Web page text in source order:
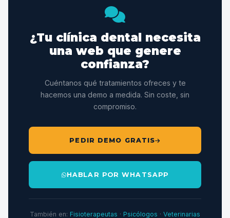
¿Tu clínica dental necesita
una web que genere
confianza?
Cuéntanos qué tratamientos ofreces y te
hacemos una demo a medida. Sin coste, sin
compromiso.
PEDIR DEMO GRATIS
HABLAR POR WHATSAPP
También en: Fisioterapeutas · Psicólogos · Veterinarias